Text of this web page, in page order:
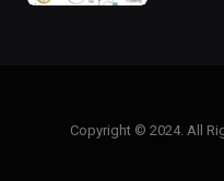
Copyright © 2024. All